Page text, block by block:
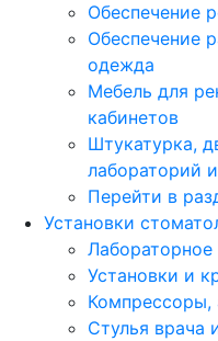
Обеспечение
Обеспечение
одежда
Мебель для
кабинетов
Штукатурка,
лабораторий
Перейти в
Установки
Установки и
Компрессоры,
Стулья врача